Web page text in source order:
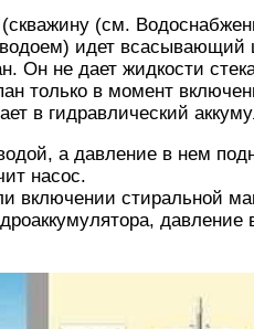
(см.
идет всасывающий
Он не дает жидкости
только в момент
в гидравлический
а давление в нем
насос.
включении стиральной